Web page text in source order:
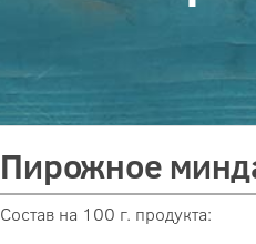
Пирожное
Состав на 100 г. продукта: